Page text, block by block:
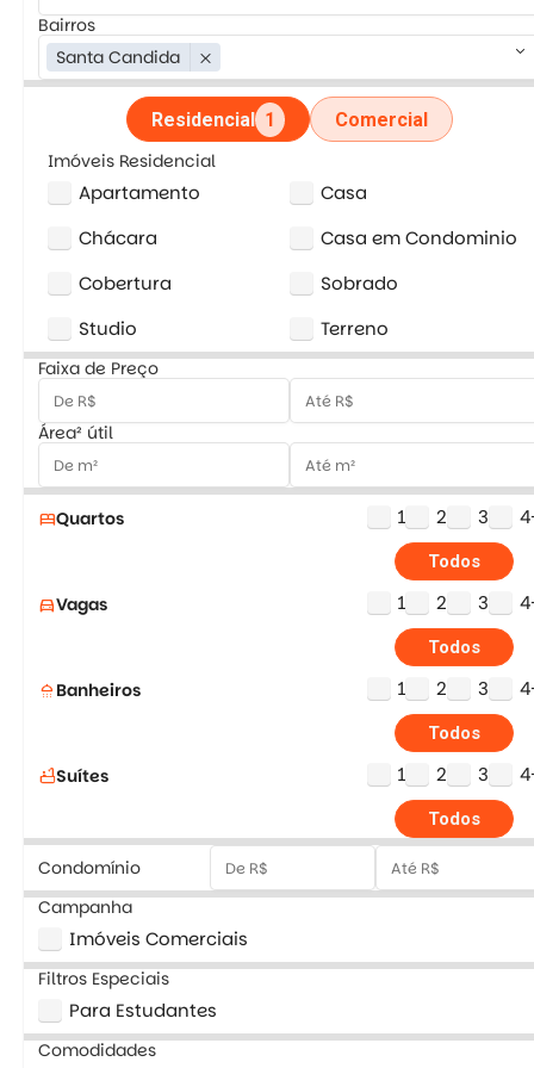
Bairros
Santa Candida
close keyboard_arrow_down
Residencial 1 Comercial
Imóveis Residencial
Apartamento
Casa
Chácara
Casa em Condominio
Cobertura
Sobrado
Studio
Terreno
Faixa de Preço
Área² útil
bedQuartos 1 2 3
Todos
directions_carVagas 1 2 3
Todos
shower Banheiros 1 2 3
Todos
bathtubSuítes 1 2 3
Todos
Condomínio
Campanha
Imóveis Comerciais
Filtros Especiais
Para Estudantes
Comodidades